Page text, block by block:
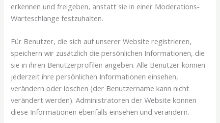
erkennen und freigeben, anstatt sie in einer Moderations-
Warteschlange festzuhalten.
Für Benutzer, die sich auf unserer Website registrieren,
speichern wir zusätzlich die persönlichen Informationen, die
sie in ihren Benutzerprofilen angeben. Alle Benutzer können
jederzeit ihre persönlichen Informationen einsehen,
verändern oder löschen (der Benutzername kann nicht
verändert werden). Administratoren der Website können
diese Informationen ebenfalls einsehen und verändern.